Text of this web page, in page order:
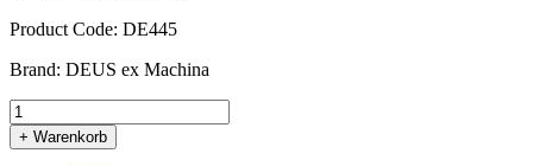
Product Code: DE445
Brand: DEUS ex Machina
+ Warenkorb